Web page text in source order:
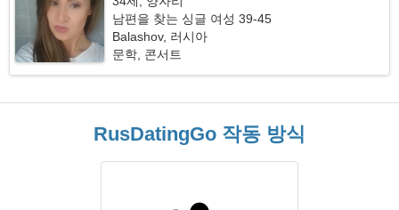
남편을 찾는 싱글 여성 39-45
Balashov, 러시아
문학, 콘서트
RusDatingGo 작동 방식